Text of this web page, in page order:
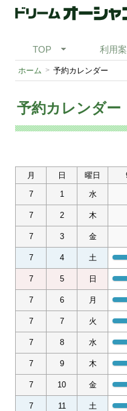
TOP 利用
ホーム 予約カレンダー
予約カレンダー
月 日 曜日
7 1 水
7 2 木
7 3 金
7 4 土
7 5 日
7 6 月
7 7 火
7 8 水
7 9 木
7 10 金
7 11 土